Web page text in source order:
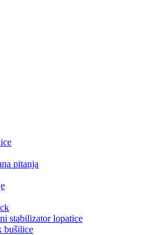
pitanja
stabilizator lopatice
bušilice